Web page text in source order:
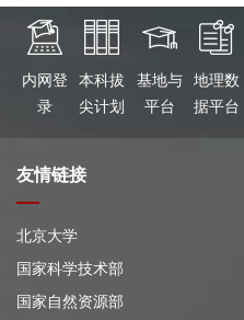
内网登
录
本科拔
尖计划
基地与
平台
地理数
据平台
友情链接
北京大学
国家科学技术部
国家自然资源部